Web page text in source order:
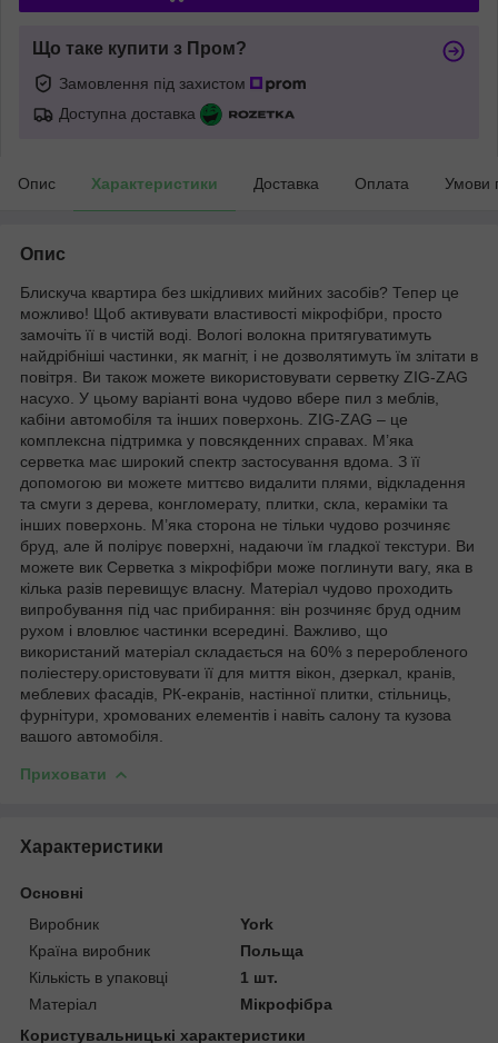
Що таке купити з Пром?
Замовлення під захистом
Доступна доставка
Опис Характеристики Доставка Оплата Умови
Опис
Блискуча квартира без шкідливих мийних засобів? Тепер це
можливо! Щоб активувати властивості мікрофібри, просто
замочіть її в чистій воді. Вологі волокна притягуватимуть
найдрібніші частинки, як магніт, і не дозволятимуть їм злітати в
повітря. Ви також можете використовувати серветку ZIG-ZAG
насухо. У цьому варіанті вона чудово вбере пил з меблів,
кабіни автомобіля та інших поверхонь. ZIG-ZAG – це
комплексна підтримка у повсякденних справах. М’яка
серветка має широкий спектр застосування вдома. З її
допомогою ви можете миттєво видалити плями, відкладення
та смуги з дерева, конгломерату, плитки, скла, кераміки та
інших поверхонь. М’яка сторона не тільки чудово розчиняє
бруд, але й полірує поверхні, надаючи їм гладкої текстури. Ви
можете вик Серветка з мікрофібри може поглинути вагу, яка в
кілька разів перевищує власну. Матеріал чудово проходить
випробування під час прибирання: він розчиняє бруд одним
рухом і вловлює частинки всередині. Важливо, що
використаний матеріал складається на 60% з переробленого
поліестеру.ористовувати її для миття вікон, дзеркал, кранів,
меблевих фасадів, РК-екранів, настінної плитки, стільниць,
фурнітури, хромованих елементів і навіть салону та кузова
вашого автомобіля.
Приховати
Характеристики
Основні
Виробник
York
Країна виробник
Польща
Кількість в упаковці
1 шт.
Матеріал
Мікрофібра
Користувальницькі характеристики